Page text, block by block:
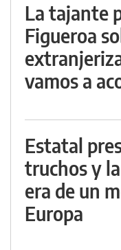
La tajante
Figueroa
vamos a
Estatal
truchos y
era de un
Europa